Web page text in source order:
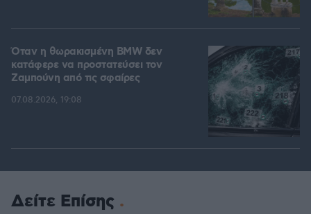
Όταν η θωρακισμένη BMW δεν
κατάφερε να προστατεύσει τον
Ζαμπούνη από τις σφαίρες
07.08.2026, 19:08
Δείτε Επίσης